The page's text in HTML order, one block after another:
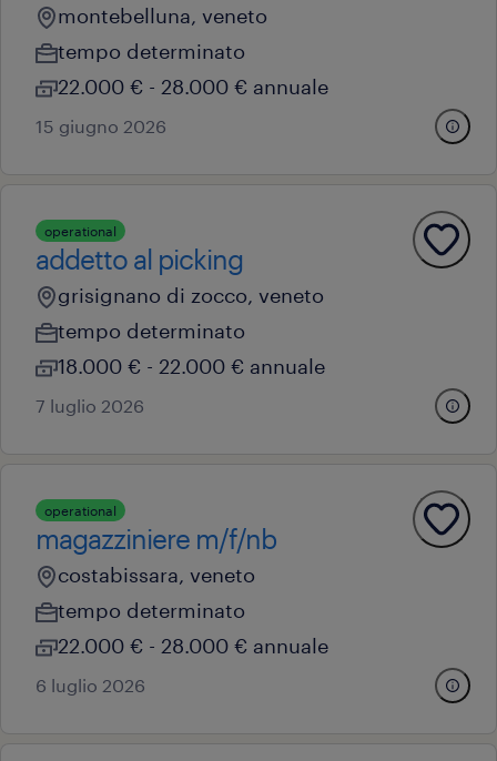
montebelluna, veneto
tempo determinato
22.000 € - 28.000 € annuale
15 giugno 2026
operational
addetto al picking
grisignano di zocco, veneto
tempo determinato
18.000 € - 22.000 € annuale
7 luglio 2026
operational
magazziniere m/f/nb
costabissara, veneto
tempo determinato
22.000 € - 28.000 € annuale
6 luglio 2026